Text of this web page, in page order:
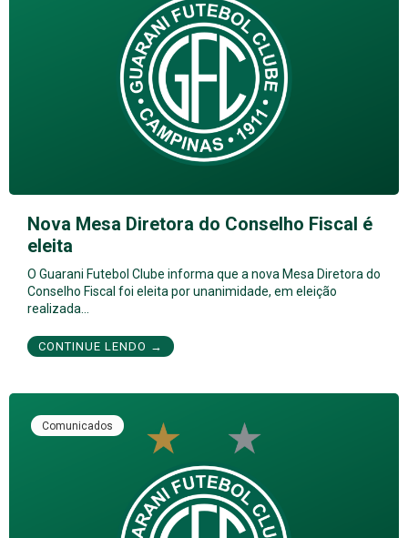
Nova Mesa Diretora do Conselho Fiscal é
eleita
O Guarani Futebol Clube informa que a nova Mesa Diretora do
Conselho Fiscal foi eleita por unanimidade, em eleição
realizada…
CONTINUE LENDO →
Comunicados